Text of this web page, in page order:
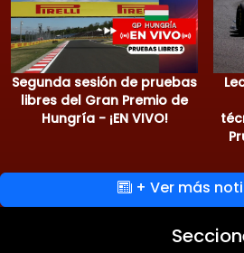
Segunda sesión de pruebas
libres del Gran Premio de
Hungría - ¡EN VIVO!
+ Ver más